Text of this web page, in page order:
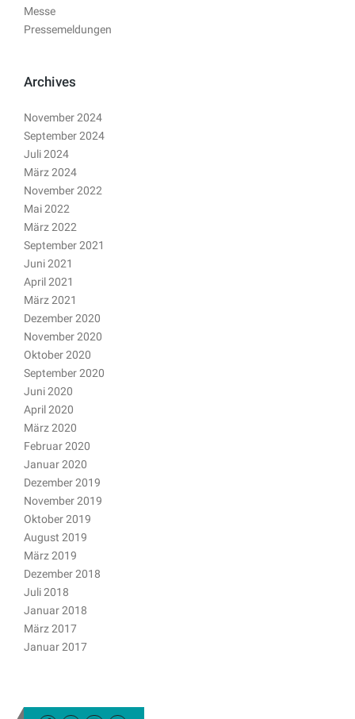
Messe
Pressemeldungen
Archives
November 2024
September 2024
Juli 2024
März 2024
November 2022
Mai 2022
März 2022
September 2021
Juni 2021
April 2021
März 2021
Dezember 2020
November 2020
Oktober 2020
September 2020
Juni 2020
April 2020
März 2020
Februar 2020
Januar 2020
Dezember 2019
November 2019
Oktober 2019
August 2019
März 2019
Dezember 2018
Juli 2018
Januar 2018
März 2017
Januar 2017